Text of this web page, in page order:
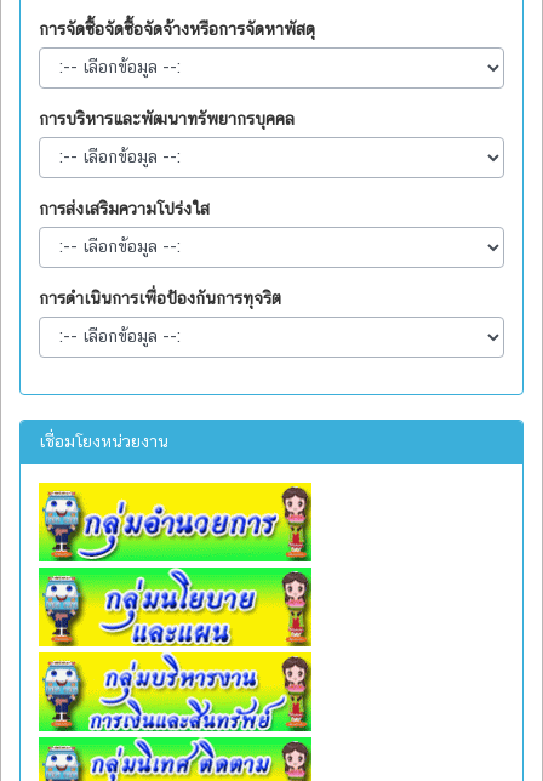
การจัดซื้อจัดซื้อจัดจ้างหรือการจัดหาพัสดุ
การบริหารและพัฒนาทรัพยากรบุคคล
การส่งเสริมความโปร่งใส
การดำเนินการเพื่อป้องกันการทุจริต
เชื่อมโยงหน่วยงาน